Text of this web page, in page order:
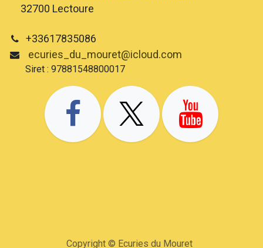
32700 Lectoure
+33617835086
ecuries_du_mouret@icloud.com
Siret : 97881548800017
Copyright © Ecuries du Mouret